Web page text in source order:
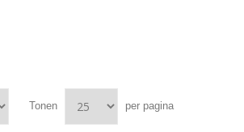
Tonen per pagina